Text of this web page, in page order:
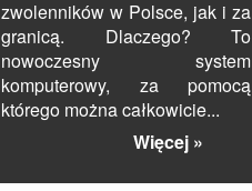
zwolenników w Polsce, jak i za
granicą. Dlaczego? To
nowoczesny system
komputerowy, za pomocą
którego można całkowicie...
Więcej »